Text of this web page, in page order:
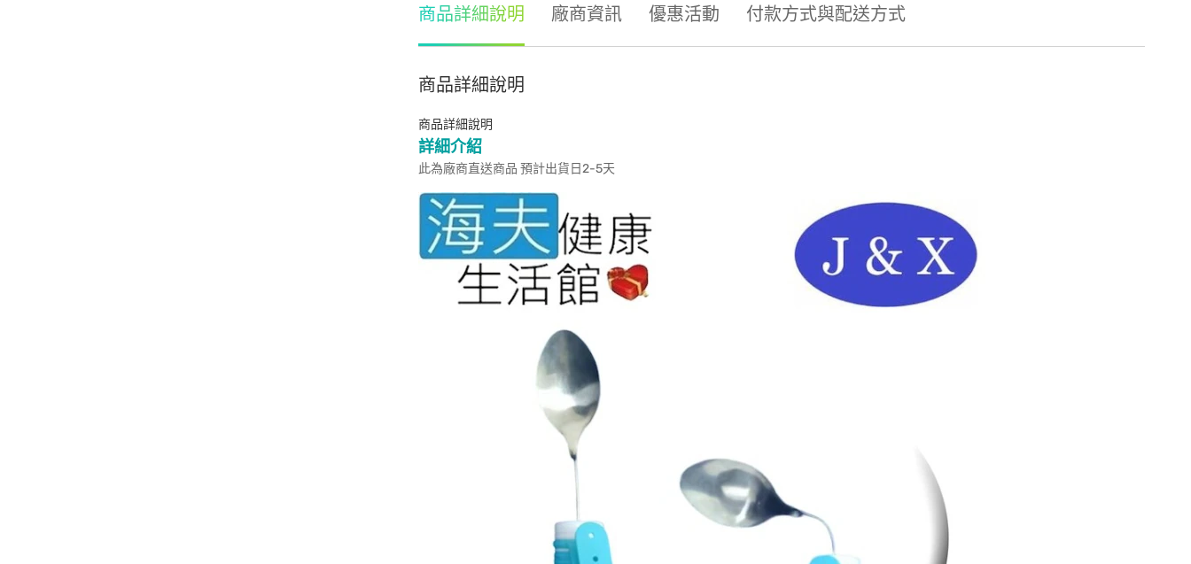
商品詳細說明 廠商資訊 優惠活動 付款方式與配送方式
商品詳細說明
商品詳細說明
詳細介紹
此為廠商直送商品 預計出貨日2-5天